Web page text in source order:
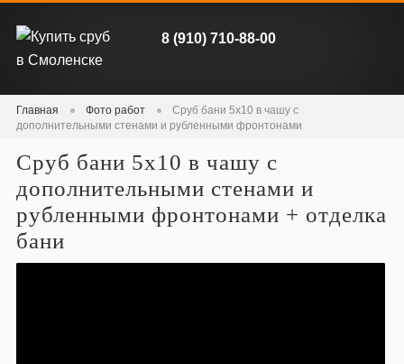
8 (910) 710-88-00
Главная Фото работ
Сруб бани 5х10 в чашу с
дополнительными стенами и рубленными фронтонами
Сруб бани 5х10 в чашу с
дополнительными стенами и
рубленными фронтонами + отделка
бани